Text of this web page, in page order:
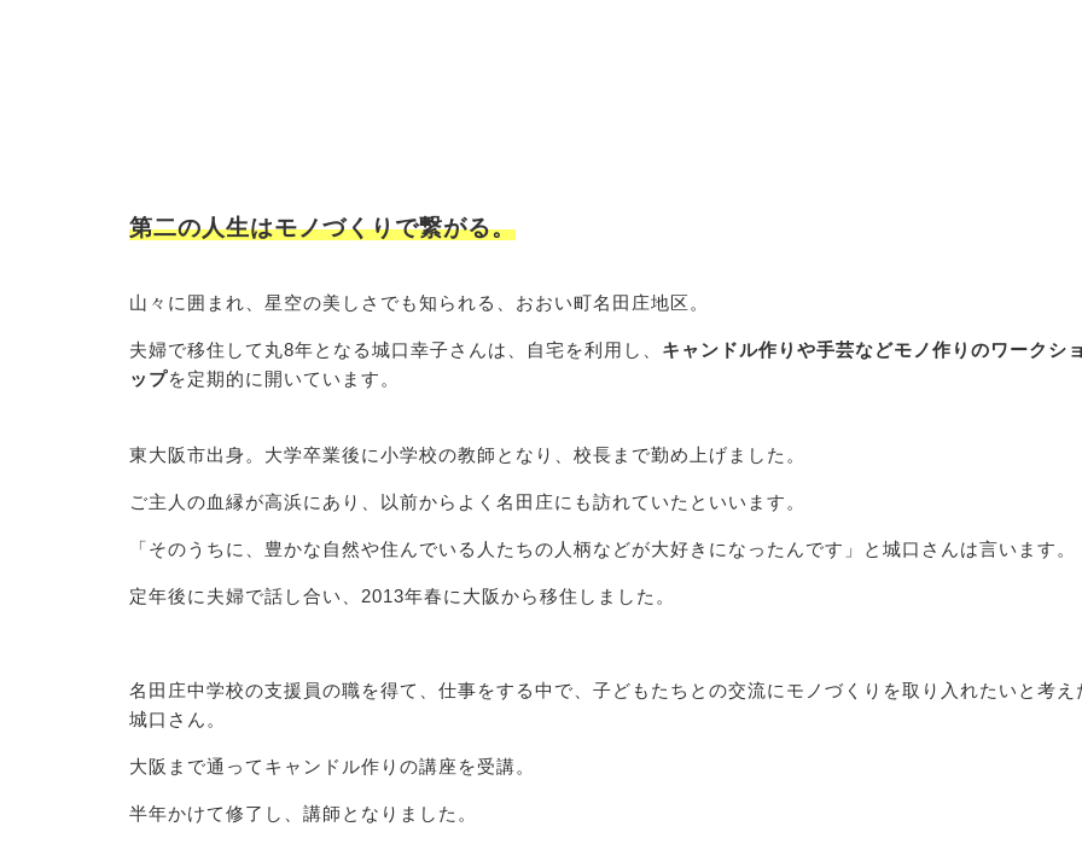
第二の人生はモノづくりで繋がる。
山々に囲まれ、星空の美しさでも知られる、おおい町名田庄地区。
夫婦で移住して丸8年となる城口幸子さんは、自宅を利用し、 キャンドル作りや手芸などモノ作りのワークシ
ップを定期的に開いています。
東大阪市出身。大学卒業後に小学校の教師となり、校長まで勤め上げました。
ご主人の血縁が高浜にあり、以前からよく名田庄にも訪れていたといいます。
「そのうちに、豊かな自然や住んでいる人たちの人柄などが大好きになったんです」と城口さんは言います。
定年後に夫婦で話し合い、2013年春に大阪から移住しました。
名田庄中学校の支援員の職を得て、仕事をする中で、子どもたちとの交流にモノづくりを取り入れたいと考え
城口さん。
大阪まで通ってキャンドル作りの講座を受講。
半年かけて修了し、講師となりました。